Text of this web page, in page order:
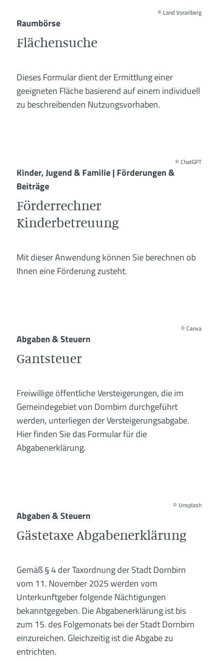
© Land Vorarlberg
Raumbörse
Flächensuche
Dieses Formular dient der Ermittlung einer
geeigneten Fläche basierend auf einem individuell
zu beschreibenden Nutzungsvorhaben.
©ChatGPT
Kinder, Jugend & Familie | Förderungen &
Beiträge
Förderrechner
Kinderbetreuung
Mit dieser Anwendung können Sie berechnen ob
Ihnen eine Förderung zusteht.
©Canva
Abgaben & Steuern
Gantsteuer
Freiwillige öffentliche Versteigerungen, die im
Gemeindegebiet von Dornbirn durchgeführt
werden, unterliegen der Versteigerungsabgabe.
Hier finden Sie das Formular für die
Abgabenerklärung.
© Unsplash
Abgaben & Steuern
Gästetaxe Abgabenerklärung
Gemäß § 4 der Taxordnung der Stadt Dornbirn
vom 11. November 2025 werden vom
Unterkunftgeber folgende Nächtigungen
bekanntgegeben. Die Abgabenerklärung ist bis
zum 15. des Folgemonats bei der Stadt Dornbirn
einzureichen. Gleichzeitig ist die Abgabe zu
entrichten.